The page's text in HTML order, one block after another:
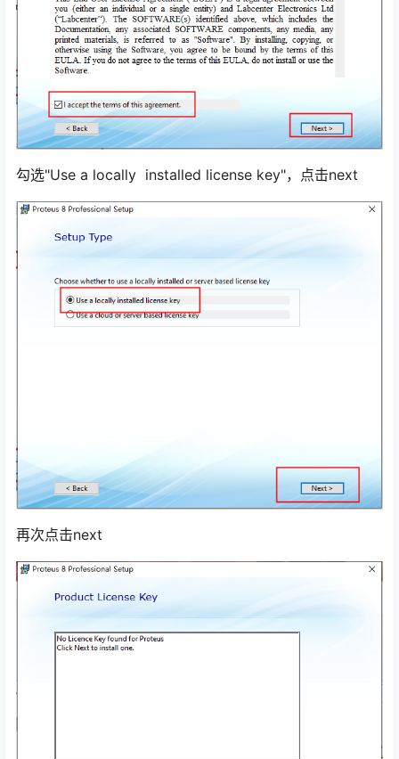
勾选"Use a locally installed license key"，点击next
再次点击next